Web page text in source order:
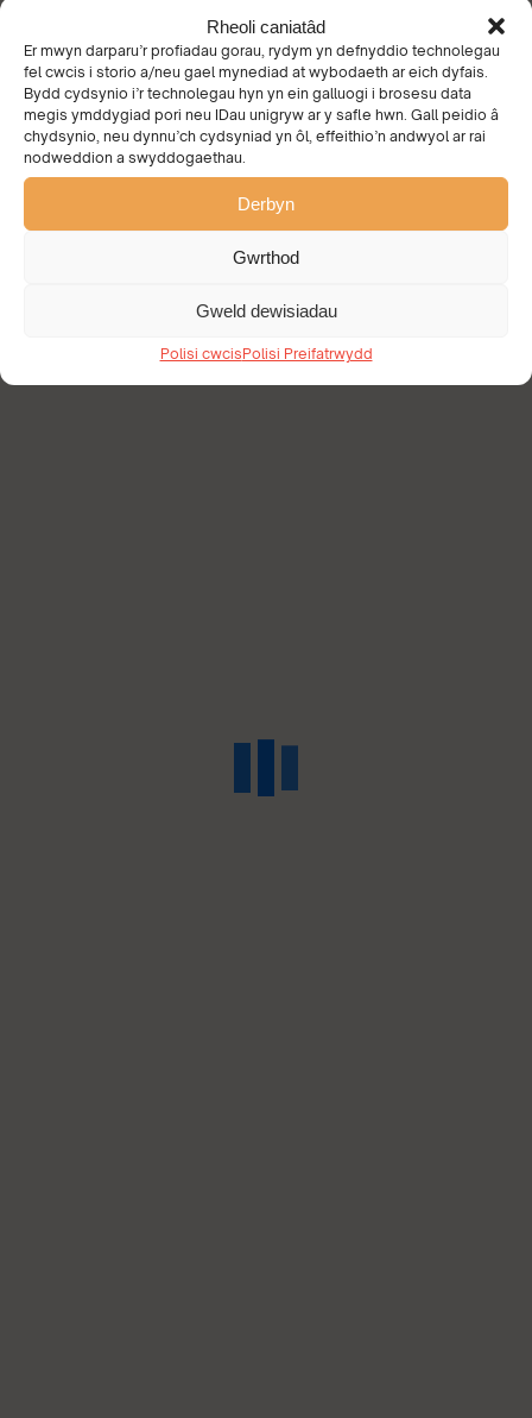
Rheoli caniatâd
Er mwyn darparu’r profiadau gorau, rydym yn defnyddio technolegau
fel cwcis i storio a/neu gael mynediad at wybodaeth ar eich dyfais.
Bydd cydsynio i’r technolegau hyn yn ein galluogi i brosesu data
megis ymddygiad pori neu IDau unigryw ar y safle hwn. Gall peidio â
chydsynio, neu dynnu’ch cydsyniad yn ôl, effeithio’n andwyol ar rai
nodweddion a swyddogaethau.
Derbyn
Gwrthod
Gweld dewisiadau
Polisi cwcisPolisi Preifatrwydd